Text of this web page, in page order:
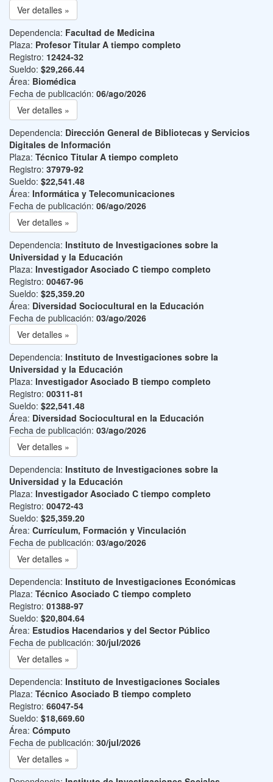
Ver detalles »
Dependencia: Facultad de Medicina
Plaza: Profesor Titular A tiempo completo
Registro: 12424-32
Sueldo: $29,266.44
Área: Biomédica
Fecha de publicación: 06/ago/2026
Ver detalles »
Dependencia: Dirección General de Bibliotecas y Servicios
Digitales de Información
Plaza: Técnico Titular A tiempo completo
Registro: 37979-92
Sueldo: $22,541.48
Área: Informática y Telecomunicaciones
Fecha de publicación: 06/ago/2026
Ver detalles »
Dependencia: Instituto de Investigaciones sobre la
Universidad y la Educación
Plaza: Investigador Asociado C tiempo completo
Registro: 00467-96
Sueldo: $25,359.20
Área: Diversidad Sociocultural en la Educación
Fecha de publicación: 03/ago/2026
Ver detalles »
Dependencia: Instituto de Investigaciones sobre la
Universidad y la Educación
Plaza: Investigador Asociado B tiempo completo
Registro: 00311-81
Sueldo: $22,541.48
Área: Diversidad Sociocultural en la Educación
Fecha de publicación: 03/ago/2026
Ver detalles »
Dependencia: Instituto de Investigaciones sobre la
Universidad y la Educación
Plaza: Investigador Asociado C tiempo completo
Registro: 00472-43
Sueldo: $25,359.20
Área: Currículum, Formación y Vinculación
Fecha de publicación: 03/ago/2026
Ver detalles »
Dependencia: Instituto de Investigaciones Económicas
Plaza: Técnico Asociado C tiempo completo
Registro: 01388-97
Sueldo: $20,804.64
Área: Estudios Hacendarios y del Sector Público
Fecha de publicación: 30/jul/2026
Ver detalles »
Dependencia: Instituto de Investigaciones Sociales
Plaza: Técnico Asociado B tiempo completo
Registro: 66047-54
Sueldo: $18,669.60
Área: Cómputo
Fecha de publicación: 30/jul/2026
Ver detalles »